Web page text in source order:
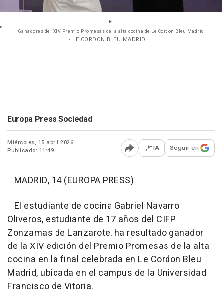
Ganadores del XIV Premio Promesas de la alta cocina de Le Cordon Bleu Madrid
- LE CORDON BLEU MADRID
Europa Press Sociedad
Miércoles, 15 abril 2026
Publicado: 11:49
Abrir opciones para
IA Seguir en
MADRID, 14 (EUROPA PRESS)
El estudiante de cocina Gabriel Navarro
Oliveros, estudiante de 17 años del CIFP
Zonzamas de Lanzarote, ha resultado ganador
de la XIV edición del Premio Promesas de la alta
cocina en la final celebrada en Le Cordon Bleu
Madrid, ubicada en el campus de la Universidad
Francisco de Vitoria.